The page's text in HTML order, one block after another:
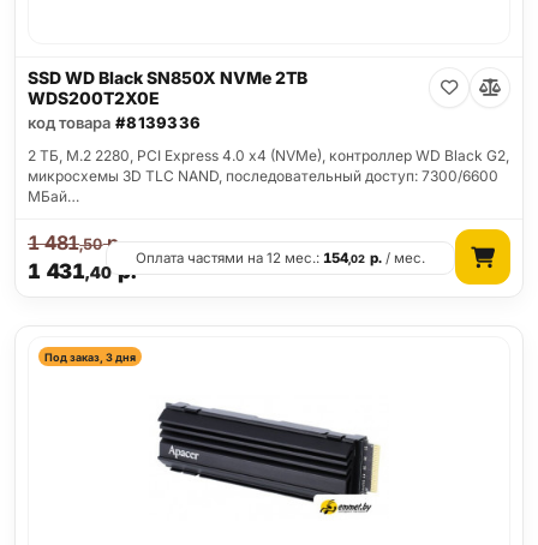
SSD WD Black SN850X NVMe 2TB
WDS200T2X0E
код товара #8139336
2 ТБ, M.2 2280, PCI Express 4.0 x4 (NVMe), контроллер WD Black G2,
микросхемы 3D TLC NAND, последовательный доступ: 7300/6600
МБай…
1 431,40 р.
1 481,50р.
Оплата частями на 12 мес.:154,02 р./ мес.
Под заказ, 3 дня